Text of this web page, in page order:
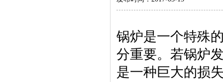
锅炉是一个特殊
分重要。若锅炉
是一种巨大的损